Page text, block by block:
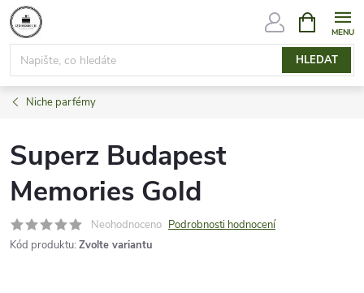
Přejít
na
obsah
HLEDAT
NÁKUPNÍ
KOŠÍK
Niche parfémy
Superz Budapest
Memories Gold
Neohodnoceno Podrobnosti hodnocení
Kód produktu: Zvolte variantu